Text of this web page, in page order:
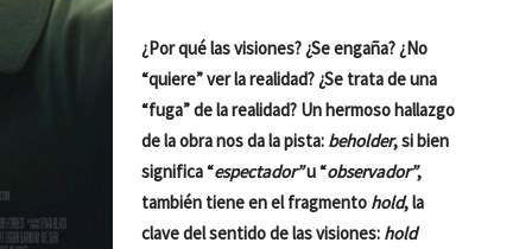
¿Por qué las visiones? ¿Se engaña? ¿No
“quiere” ver la realidad? ¿Se trata de una
“fuga” de la realidad? Un hermoso hallazgo
de la obra nos da la pista: beholder, si bien
significa “espectador”u “observador”,
también tiene en el fragmento hold, la
clave del sentido de las visiones: hold